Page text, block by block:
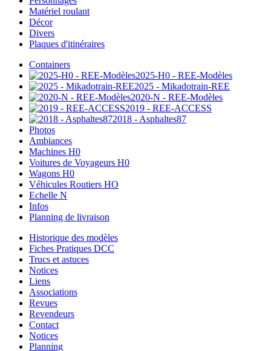
Matériel roulant
Décor
Divers
Plaques d'itinéraires
Containers
2025-H0 - REE-Modèles
2025 - Mikadotrain-REE
2020-N - REE-Modèles
2019 - REE-ACCESS
2018 - Asphaltes87
Photos
Ambiances
Machines H0
Voitures de Voyageurs H0
Wagons H0
Véhicules Routiers HO
Echelle N
Infos
Planning de livraison
Historique des modèles
Fiches Pratiques DCC
Trucs et astuces
Notices
Liens
Associations
Revues
Revendeurs
Contact
Notices
Planning